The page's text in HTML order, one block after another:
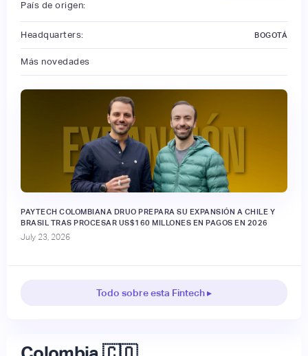
País de origen:
Headquarters: BOGOTÁ
Más novedades
PAYTECH COLOMBIANA DRUO PREPARA SU EXPANSIÓN A CHILE Y
BRASIL TRAS PROCESAR US$160 MILLONES EN PAGOS EN 2026
July 23, 2026
Todo sobre esta Fintech ▸